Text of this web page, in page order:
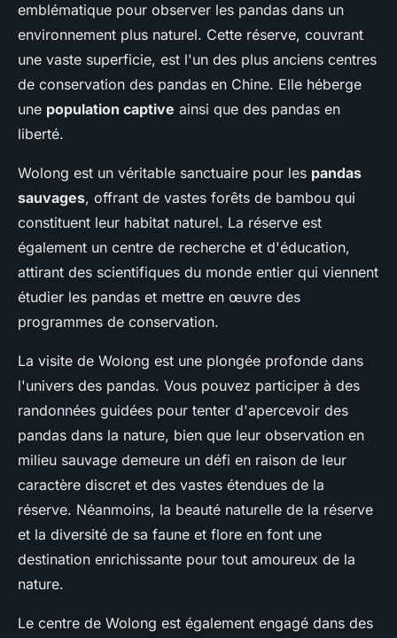
emblématique pour observer les pandas dans un
environnement plus naturel. Cette réserve, couvrant
une vaste superficie, est l'un des plus anciens centres
de conservation des pandas en Chine. Elle héberge
une population captive ainsi que des pandas en
liberté.
Wolong est un véritable sanctuaire pour les pandas
sauvages, offrant de vastes forêts de bambou qui
constituent leur habitat naturel. La réserve est
également un centre de recherche et d'éducation,
attirant des scientifiques du monde entier qui viennent
étudier les pandas et mettre en œuvre des
programmes de conservation.
La visite de Wolong est une plongée profonde dans
l'univers des pandas. Vous pouvez participer à des
randonnées guidées pour tenter d'apercevoir des
pandas dans la nature, bien que leur observation en
milieu sauvage demeure un défi en raison de leur
caractère discret et des vastes étendues de la
réserve. Néanmoins, la beauté naturelle de la réserve
et la diversité de sa faune et flore en font une
destination enrichissante pour tout amoureux de la
nature.
Le centre de Wolong est également engagé dans des